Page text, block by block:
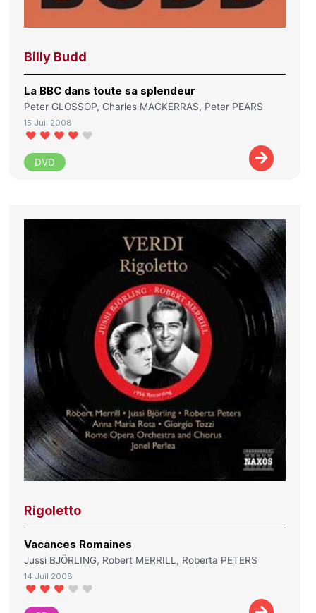
Billy Budd
La BBC dans toute sa splendeur
Peter GLOSSOP, Charles MACKERRAS, Peter PEARS
15 Juil 2008
DVD
Rigoletto
Vacances Romaines
Jussi BJÖRLING, Robert MERRILL, Roberta PETERS
14 Juil 2008